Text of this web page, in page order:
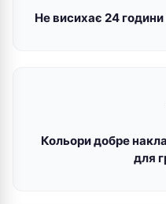
Не висихає 24
Кольори добре
для